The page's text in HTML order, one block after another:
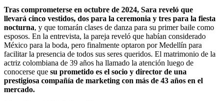
Tras comprometerse en octubre de 2024, Sara reveló que
llevará cinco vestidos, dos para la ceremonia y tres para la fiesta
nocturna, y que tomarán clases de danza para su primer baile como
esposos. En la entrevista, la pareja reveló que habían considerado
México para la boda, pero finalmente optaron por Medellín para
facilitar la presencia de todos sus seres queridos. El matrimonio de la
actriz colombiana de 39 años ha llamado la atención luego de
conocerse que su prometido es el socio y director de una
prestigiosa compañía de marketing con más de 43 años en el
mercado.